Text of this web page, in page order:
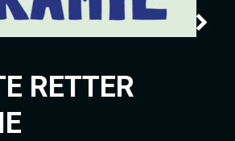
RETTER